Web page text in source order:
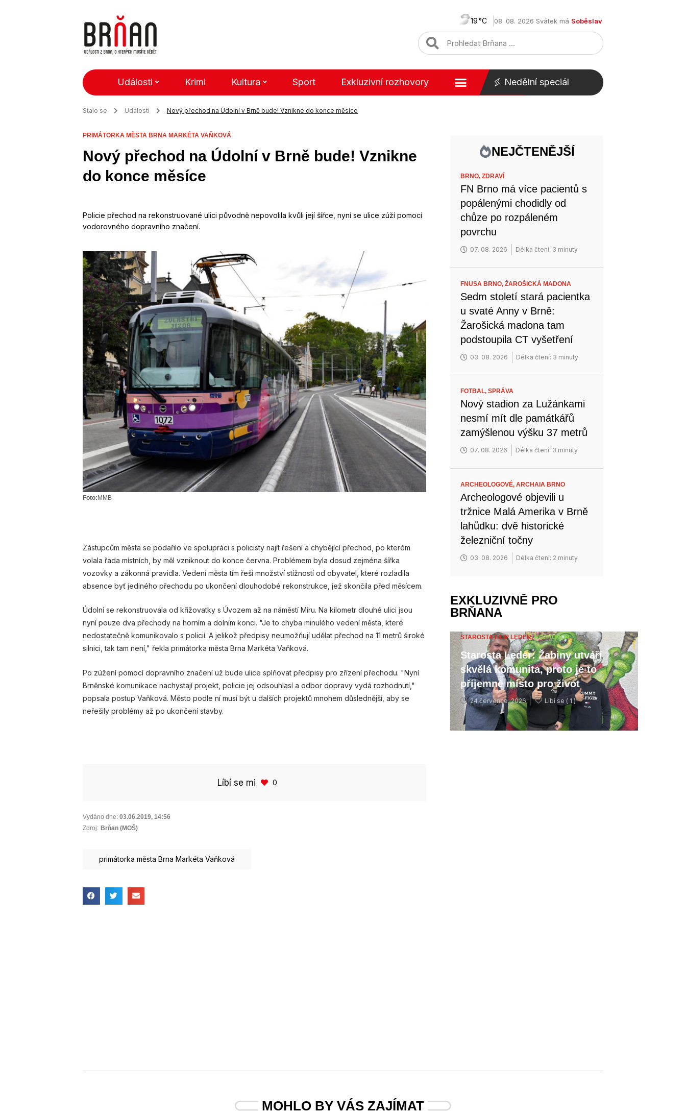
19 08. 08. 2026 Svátek má Soběslav
Události Krimi Kultura Sport Exkluzivní rozhovory Nedělní speciál
Stalo se Události Nový přechod na Údolní v Brně bude! Vznikne do konce měsíce
PRIMÁTORKA MĚSTA BRNA MARKÉTA VAŇKOVÁ
Nový přechod na Údolní v Brně bude! Vznikne
do konce měsíce
Policie přechod na rekonstruované ulici původně nepovolila kvůli její šířce, nyní se ulice zúží pomocí
vodorovného dopravního značení.
Foto:MMB
Zástupcům města se podařilo ve spolupráci s policisty najít řešení a chybějící přechod, po kterém
volala řada místních, by měl vzniknout do konce června. Problémem byla dosud zejména šířka
vozovky a zákonná pravidla. Vedení města tím řeší množství stížností od obyvatel, které rozladila
absence byť jediného přechodu po ukončení dlouhodobé rekonstrukce, jež skončila před měsícem.
Údolní se rekonstruovala od křižovatky s Úvozem až na náměstí Míru. Na kilometr dlouhé ulici jsou
nyní pouze dva přechody na horním a dolním konci. "Je to chyba minulého vedení města, které
nedostatečně komunikovalo s policií. A jelikož předpisy neumožňují udělat přechod na 11 metrů široké
silnici, tak tam není," řekla primátorka města Brna Markéta Vaňková.
Po zúžení pomocí dopravního značení už bude ulice splňovat předpisy pro zřízení přechodu. "Nyní
Brněnské komunikace nachystají projekt, policie jej odsouhlasí a odbor dopravy vydá rozhodnutí,"
popsala postup Vaňková. Město podle ní musí být u dalších projektů mnohem důslednější, aby se
neřešily problémy až po ukončení stavby.
Líbí se mi 0
Vydáno dne: 03.06.2019, 14:56
Zdroj: Brňan (MOŠ)
primátorka města Brna Markéta Vaňková
NEJČTENĚJŠÍ
BRNO,ZDRAVÍ
FN Brno má více pacientů s
popálenými chodidly od
chůze po rozpáleném
povrchu
07. 08. 2026 Délka čtení: 3 minuty
FNUSA BRNO,ŽAROŠICKÁ MADONA
Sedm století stará pacientka
u svaté Anny v Brně:
Žarošická madona tam
podstoupila CT vyšetření
03. 08. 2026 Délka čtení: 3 minuty
FOTBAL,SPRÁVA
Nový stadion za Lužánkami
nesmí mít dle památkářů
zamýšlenou výšku 37 metrů
07. 08. 2026 Délka čtení: 3 minuty
ARCHEOLOGOVÉ,ARCHAIA BRNO
Archeologové objevili u
tržnice Malá Amerika v Brně
lahůdku: dvě historické
železniční točny
03. 08. 2026 Délka čtení: 2 minuty
EXKLUZIVNĚ PRO
BRŇANA
STAROSTA FILIP LEDER,ROZHOVOR
Starosta Leder: Žabiny utváří
skvělá komunita, proto je to
příjemné místo pro život
24 července, 2026 Líbí se ( 1 )
MOHLO BY VÁS ZAJÍMAT